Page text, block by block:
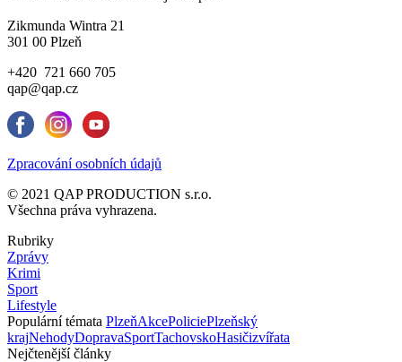
Zikmunda Wintra 21
301 00 Plzeň
+420 721 660 705
qap@qap.cz
Zpracování osobních údajů
© 2021 QAP PRODUCTION s.r.o.
Všechna práva vyhrazena.
Rubriky
Zprávy
Krimi
Sport
Lifestyle
Populární témata PlzeňAkcePoliciePlzeňský
krajNehodyDopravaSportTachovskoHasičizvířata
Nejčtenější články